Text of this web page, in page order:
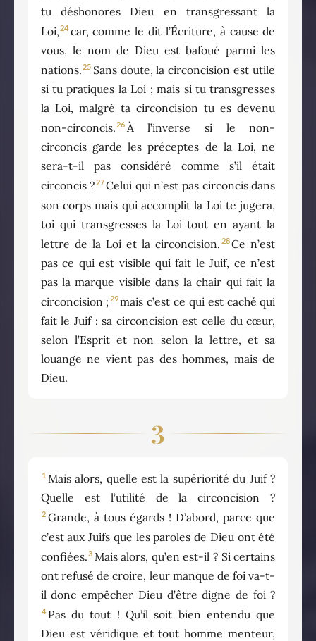
tu déshonores Dieu en transgressant la
Loi,24 car, comme le dit l’Écriture, à cause de
vous, le nom de Dieu est bafoué parmi les
nations.25 Sans doute, la circoncision est utile
si tu pratiques la Loi ; mais si tu transgresses
la Loi, malgré ta circoncision tu es devenu
non-circoncis.26 À l’inverse si le non-
circoncis garde les préceptes de la Loi, ne
sera-t-il pas considéré comme s’il était
circoncis ?27Celui qui n’est pas circoncis dans
son corps mais qui accomplit la Loi te jugera,
toi qui transgresses la Loi tout en ayant la
lettre de la Loi et la circoncision. 28Ce n’est
pas ce qui est visible qui fait le Juif, ce n’est
pas la marque visible dans la chair qui fait la
circoncision ; 29mais c’est ce qui est caché qui
fait le Juif : sa circoncision est celle du cœur,
selon l’Esprit et non selon la lettre, et sa
louange ne vient pas des hommes, mais de
Dieu.
3
1 Mais alors, quelle est la supériorité du Juif ?
Quelle est l’utilité de la circoncision ?
2 Grande, à tous égards ! D’abord, parce que
c’est aux Juifs que les paroles de Dieu ont été
confiées. 3 Mais alors, qu’en est-il ? Si certains
ont refusé de croire, leur manque de foi va-t-
il donc empêcher Dieu d’être digne de foi ?
4 Pas du tout ! Qu’il soit bien entendu que
Dieu est véridique et tout homme menteur,